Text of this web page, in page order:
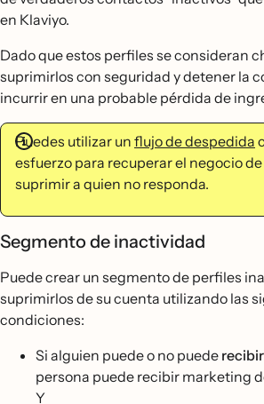
en Klaviyo.
Dado que estos perfiles se consideran
suprimirlos con seguridad y detener la
incurrir en una probable pérdida de
Puedes utilizar un flujo de despedida
esfuerzo para recuperar el negocio
suprimir a quien no responda.
Segmento de inactividad
Puede crear un segmento de perfiles
suprimirlos de su cuenta utilizando las
condiciones:
Si alguien puede o no puede recibir
persona puede recibir marketing
Y